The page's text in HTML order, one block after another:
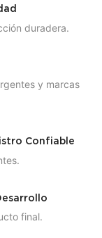
duradera.
y marcas
Confiable
final.